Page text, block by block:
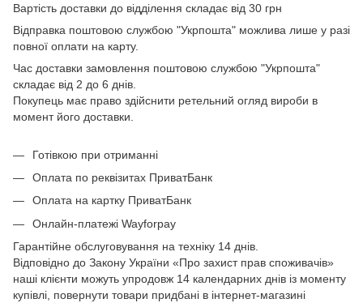
Вартість доставки до відділення складає від 30 грн
Відправка поштовою службою "Укрпошта" можлива лише у разі
повної оплати на карту.
Час доставки замовлення поштовою службою "Укрпошта"
складає від 2 до 6 днів.
Покупець має право здійснити ретельний огляд вироби в
момент його доставки.
Готівкою при отриманні
Оплата по реквізитах ПриватБанк
Оплата на картку ПриватБанк
Онлайн-платежі Wayforpay
Гарантійне обслуговування на техніку 14 днів.
Відповідно до Закону України «Про захист прав споживачів»
наші клієнти можуть упродовж 14 календарних днів із моменту
купівлі, повернути товари придбані в інтернет-магазині